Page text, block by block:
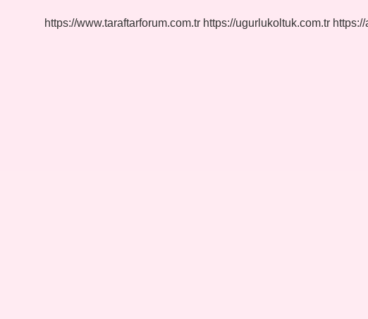
https://www.taraftarforum.com.tr https://ugurlukoltuk.com.tr